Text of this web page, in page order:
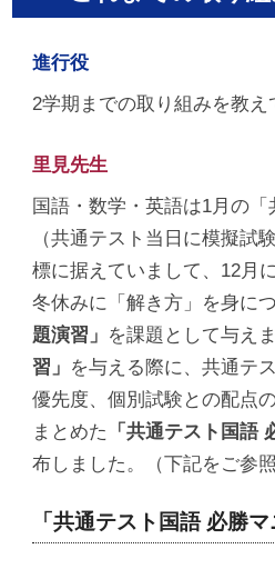
進行役
2学期までの取り組みを教え
里見先生
国語・数学・英語は1月の「
（共通テスト当日に模擬試
標に据えていまして、12月
冬休みに「解き方」を身に
題演習」 を課題として与えま
習」 を与える際に、共通テ
優先度、個別試験との配点
まとめた 「共通テスト国語
布しました。（下記をご参
「共通テスト国語 必勝マ